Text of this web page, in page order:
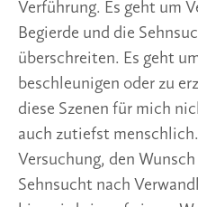
Verführung. Es geht um
Begierde und die
überschreiten. Es geht
beschleunigen oder zu
diese Szenen für mich
auch zutiefst
Versuchung, den
Sehnsucht nach